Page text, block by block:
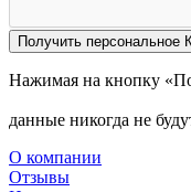
Получить персональное
Нажимая на кнопку
данные никогда не
О компании
Отзывы